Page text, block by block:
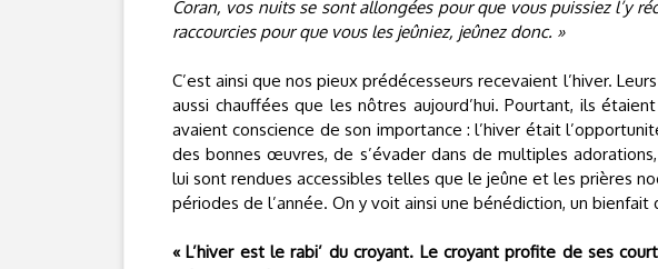
Coran, vos nuits se sont allongées pour que vous puissiez l’y
raccourcies pour que vous les jeûniez, jeûnez donc. »
C’est ainsi que nos pieux prédécesseurs recevaient l’hiver.
aussi chauffées que les nôtres aujourd’hui. Pourtant, ils
avaient conscience de son importance : l’hiver était
des bonnes œuvres, de s’évader dans de multiples
lui sont rendues accessibles telles que le jeûne et les prières
périodes de l’année. On y voit ainsi une bénédiction, un bienfait
« L’hiver est le rabi’ du croyant. Le croyant profite de ses